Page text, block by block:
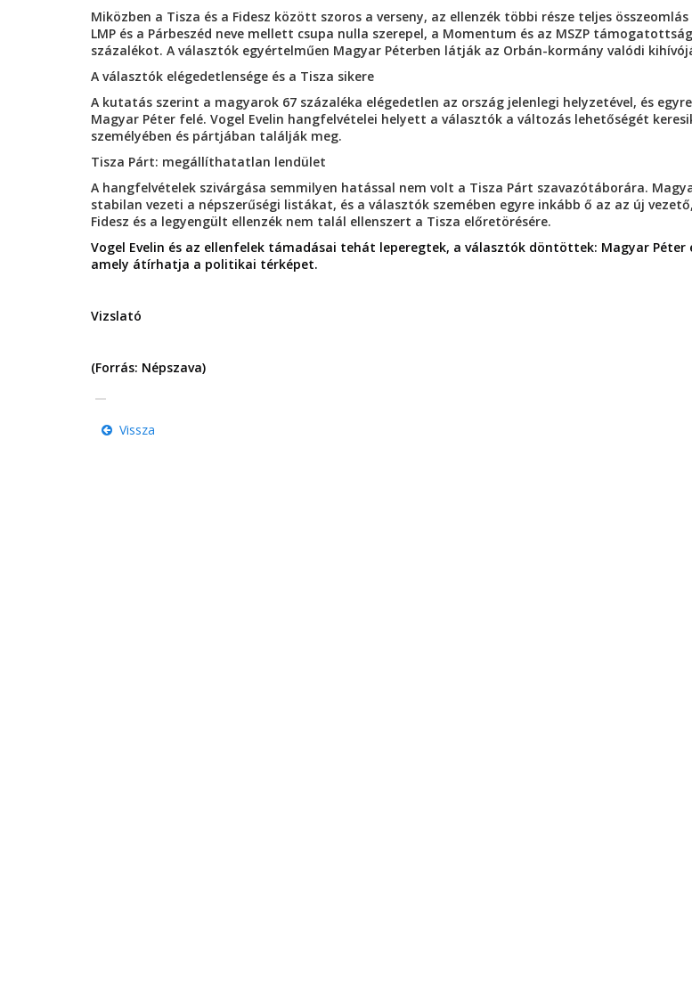
Miközben a Tisza és a Fidesz között szoros a verseny, az ellenzék többi része teljes összeomlás
LMP és a Párbeszéd neve mellett csupa nulla szerepel, a Momentum és az MSZP
százalékot. A választók egyértelműen Magyar Péterben látják az Orbán-kormány valódi
A választók elégedetlensége és a Tisza sikere
A kutatás szerint a magyarok 67 százaléka elégedetlen az ország jelenlegi helyzetével, és
Magyar Péter felé. Vogel Evelin hangfelvételei helyett a választók a változás lehetőségét
személyében és pártjában találják meg.
Tisza Párt: megállíthatatlan lendület
A hangfelvételek szivárgása semmilyen hatással nem volt a Tisza Párt szavazótáborára.
stabilan vezeti a népszerűségi listákat, és a választók szemében egyre inkább ő az az új
Fidesz és a legyengült ellenzék nem talál ellenszert a Tisza előretörésére.
Vogel Evelin és az ellenfelek támadásai tehát leperegtek, a választók döntöttek: Magyar Péter
amely átírhatja a politikai térképet.
Vizslató
(Forrás: Népszava)
Vissza